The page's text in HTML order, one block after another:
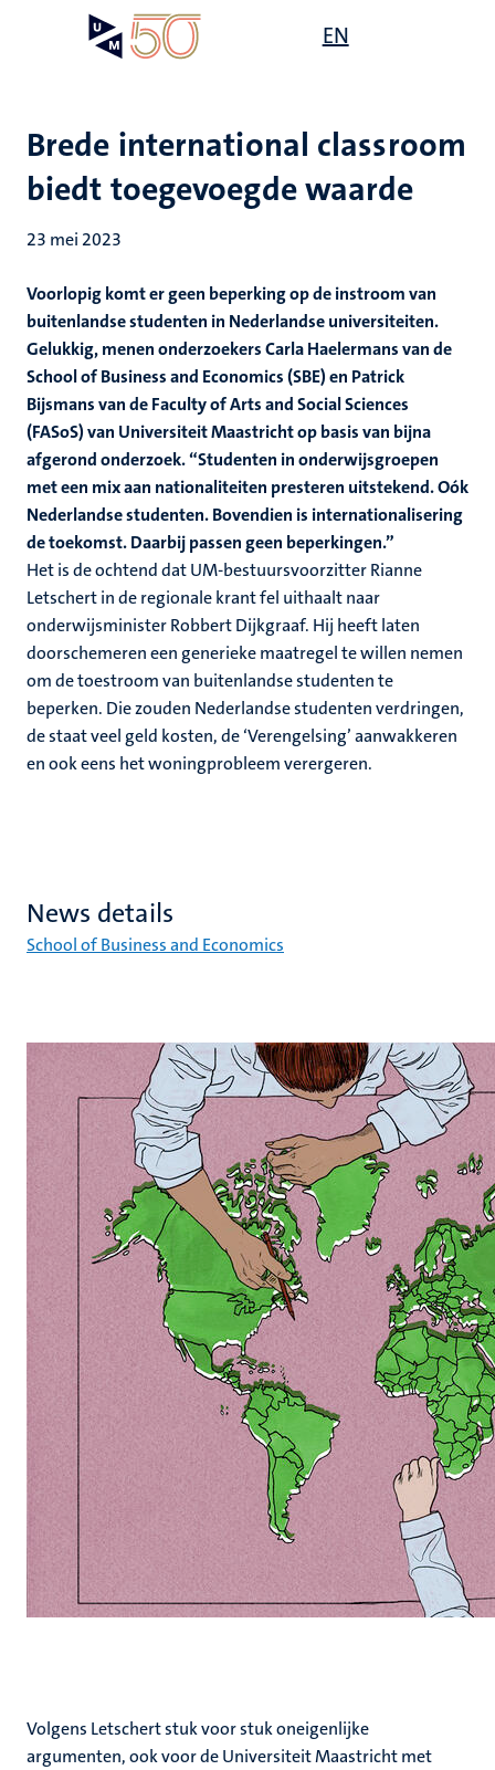
gaan
EN
Brede international classroom
biedt toegevoegde waarde
23 mei 2023
Voorlopig komt er geen beperking op de instroom van
buitenlandse studenten in Nederlandse universiteiten.
Gelukkig, menen onderzoekers Carla Haelermans van de
School of Business and Economics (SBE) en Patrick
Bijsmans van de Faculty of Arts and Social Sciences
(FASoS) van Universiteit Maastricht op basis van bijna
afgerond onderzoek. “Studenten in onderwijsgroepen
met een mix aan nationaliteiten presteren uitstekend. Oók
Nederlandse studenten. Bovendien is internationalisering
de toekomst. Daarbij passen geen beperkingen.”
Het is de ochtend dat UM-bestuursvoorzitter Rianne
Letschert in de regionale krant fel uithaalt naar
onderwijsminister Robbert Dijkgraaf. Hij heeft laten
doorschemeren een generieke maatregel te willen nemen
om de toestroom van buitenlandse studenten te
beperken. Die zouden Nederlandse studenten verdringen,
de staat veel geld kosten, de ‘Verengelsing’ aanwakkeren
en ook eens het woningprobleem verergeren.
News details
School of Business and Economics
Volgens Letschert stuk voor stuk oneigenlijke
argumenten, ook voor de Universiteit Maastricht met